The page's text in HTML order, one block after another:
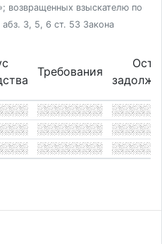
возвращенных взыскателю по
3, 5, 6 ст. 53 Закона
Требования